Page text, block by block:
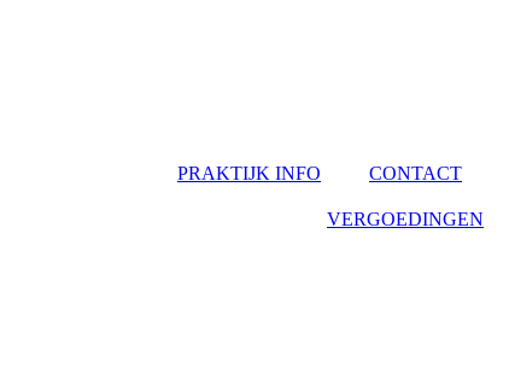
PRAKTIJK INFO CONTACT
VERGOEDINGEN